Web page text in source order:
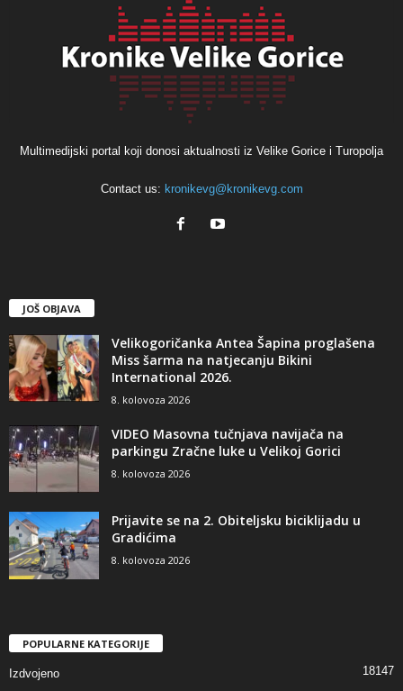
Multimedijski portal koji donosi aktualnosti iz Velike Gorice i Turopolja
Contact us: kronikevg@kronikevg.com
JOŠ OBJAVA
Velikogoričanka Antea Šapina proglašena
Miss šarma na natjecanju Bikini
International 2026.
8. kolovoza 2026
VIDEO Masovna tučnjava navijača na
parkingu Zračne luke u Velikoj Gorici
8. kolovoza 2026
Prijavite se na 2. Obiteljsku biciklijadu u
Gradićima
8. kolovoza 2026
POPULARNE KATEGORIJE
Izdvojeno 18147